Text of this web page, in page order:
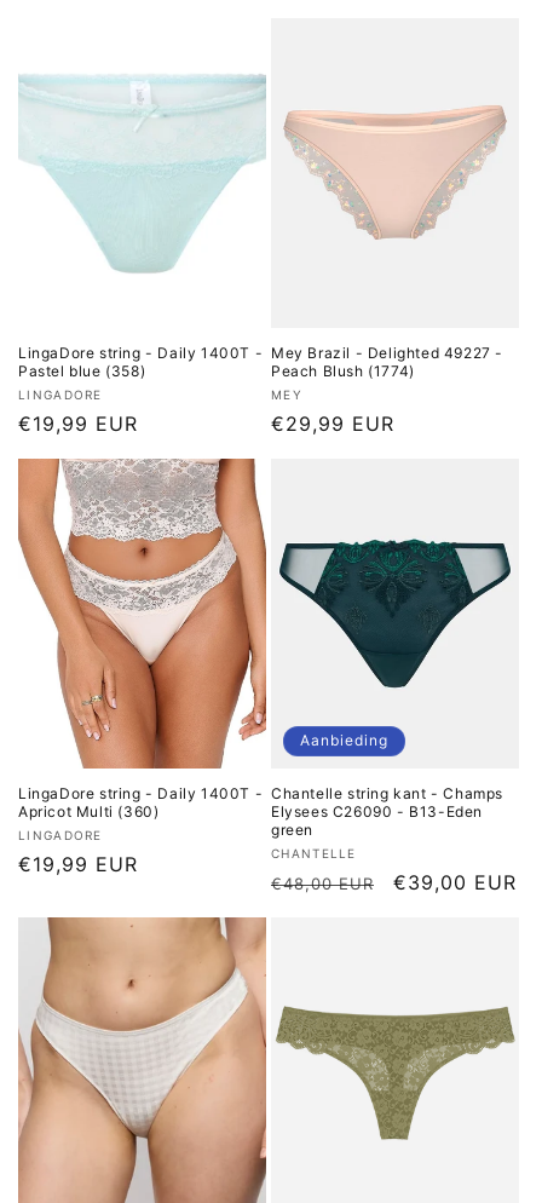
LingaDore string - Daily 1400T -
Pastel blue (358)
Verkoper:
LINGADORE
Normale
€19,99 EUR
Mey Brazil - Delighted 49227 -
Peach Blush (1774)
Verkoper:
MEY
Normale
€29,99 EUR
LingaDore string - Daily 1400T -
Apricot Multi (360)
Verkoper:
LINGADORE
Normale
€19,99 EUR
Aanbieding
Chantelle string kant - Champs
Elysees C26090 - B13-Eden
green
Verkoper:
CHANTELLE
Normale
€48,00 EUR €39,00 EUR